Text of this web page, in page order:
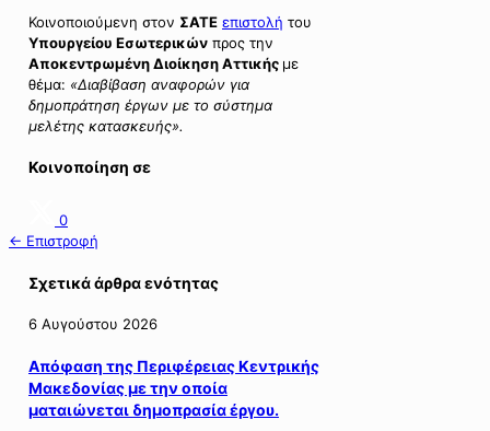
Κοινοποιούμενη στον ΣΑΤΕ επιστολή του
Υπουργείου Εσωτερικών προς την
Αποκεντρωμένη Διοίκηση Αττικής με
θέμα: «Διαβίβαση αναφορών για
δημοπράτηση έργων με το σύστημα
μελέτης κατασκευής».
Κοινοποίηση σε
0
← Επιστροφή
Σχετικά άρθρα ενότητας
6 Αυγούστου 2026
Απόφαση της Περιφέρειας Κεντρικής
Μακεδονίας με την οποία
ματαιώνεται δημοπρασία έργου.